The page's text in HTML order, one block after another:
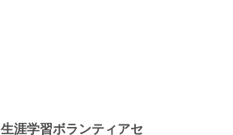
生涯学習ボランティアセ